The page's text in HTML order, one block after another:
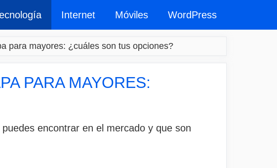
Internet Móviles WordPress
para mayores: ¿cuáles son tus opciones?
PARA MAYORES:
encontrar en el mercado y que son